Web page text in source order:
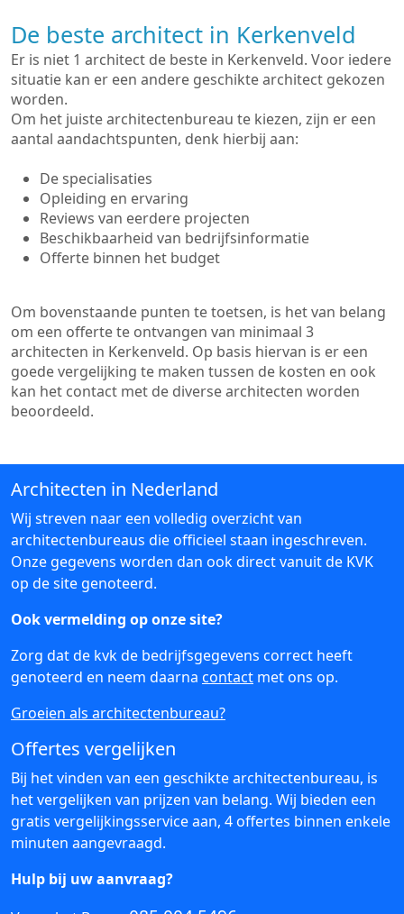
De beste architect in Kerkenveld
Er is niet 1 architect de beste in Kerkenveld. Voor iedere
situatie kan er een andere geschikte architect gekozen
worden.
Om het juiste architectenbureau te kiezen, zijn er een
aantal aandachtspunten, denk hierbij aan:
De specialisaties
Opleiding en ervaring
Reviews van eerdere projecten
Beschikbaarheid van bedrijfsinformatie
Offerte binnen het budget
Om bovenstaande punten te toetsen, is het van belang
om een offerte te ontvangen van minimaal 3
architecten in Kerkenveld. Op basis hiervan is er een
goede vergelijking te maken tussen de kosten en ook
kan het contact met de diverse architecten worden
beoordeeld.
Architecten in Nederland
Wij streven naar een volledig overzicht van
architectenbureaus die officieel staan ingeschreven.
Onze gegevens worden dan ook direct vanuit de KVK
op de site genoteerd.
Ook vermelding op onze site?
Zorg dat de kvk de bedrijfsgegevens correct heeft
genoteerd en neem daarna contact met ons op.
Groeien als architectenbureau?
Offertes vergelijken
Bij het vinden van een geschikte architectenbureau, is
het vergelijken van prijzen van belang. Wij bieden een
gratis vergelijkingsservice aan, 4 offertes binnen enkele
minuten aangevraagd.
Hulp bij uw aanvraag?